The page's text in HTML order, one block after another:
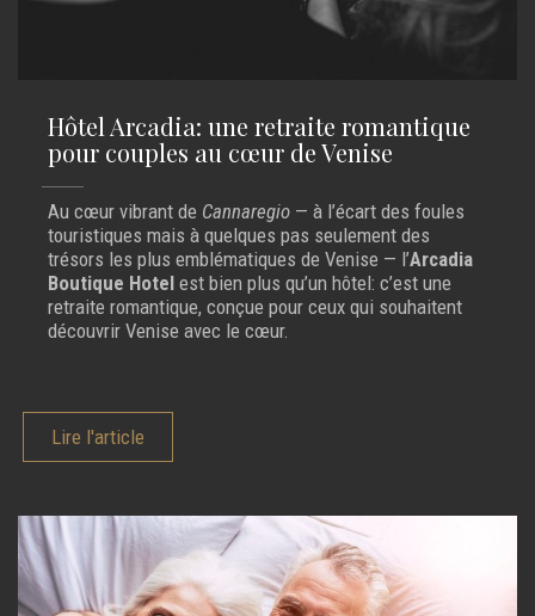
Hôtel Arcadia: une retraite romantique
pour couples au cœur de Venise
Au cœur vibrant de Cannaregio — à l’écart des foules
touristiques mais à quelques pas seulement des
trésors les plus emblématiques de Venise — l’Arcadia
Boutique Hotel est bien plus qu’un hôtel: c’est une
retraite romantique, conçue pour ceux qui souhaitent
découvrir Venise avec le cœur.
Lire l'article